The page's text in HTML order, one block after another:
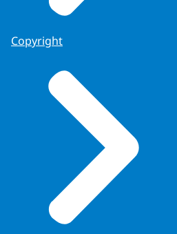
Copyright